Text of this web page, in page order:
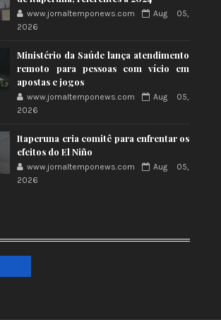
www.jornaltemponews.com
Aug 05,
2026
Ministério da Saúde lança atendimento
remoto para pessoas com vício em
apostas e jogos
www.jornaltemponews.com
Aug 05,
2026
Itaperuna cria comitê para enfrentar os
efeitos do El Niño
www.jornaltemponews.com
Aug 05,
2026